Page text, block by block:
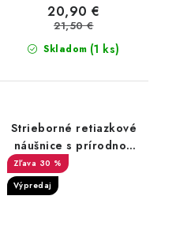
Skladom (1 ks)
20,90 €
21,50 €
Strieborné retiazkové
náušnice s prírodnou
sladkovodnou perlou
30 %
Výpredaj